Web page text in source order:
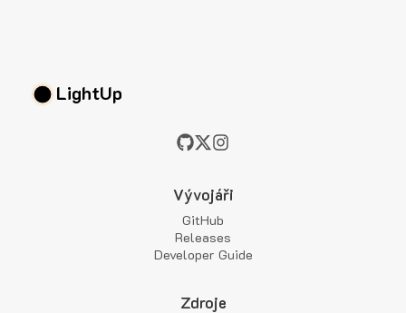
LightUp
Vývojáři
GitHub
Releases
Developer Guide
Zdroje